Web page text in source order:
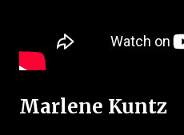
Marlene Kuntz